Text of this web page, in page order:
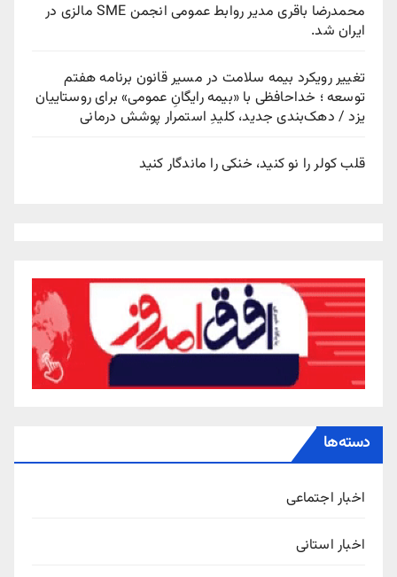
محمدرضا باقری مدیر روابط عمومی انجمن SME مالزی در
ایران شد.
تغییر رویکرد بیمه سلامت در مسیر قانون برنامه هفتم
توسعه ؛ خداحافظی با «بیمه رایگانِ عمومی» برای روستاییان
یزد / دهک‌بندی جدید، کلیدِ استمرار پوشش درمانی
قلب کولر را نو کنید، خنکی را ماندگار کنید
دسته‌ها
اخبار اجتماعی
اخبار استانی